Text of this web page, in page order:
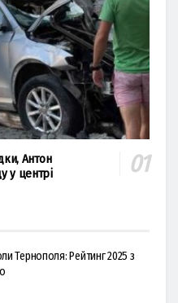
Антон
у центрі
Тернополя: Рейтинг 2025 з